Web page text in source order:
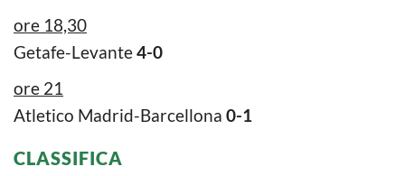
ore 18,30
Getafe-Levante4-0
ore 21
Atletico Madrid-Barcellona 0-1
CLASSIFICA